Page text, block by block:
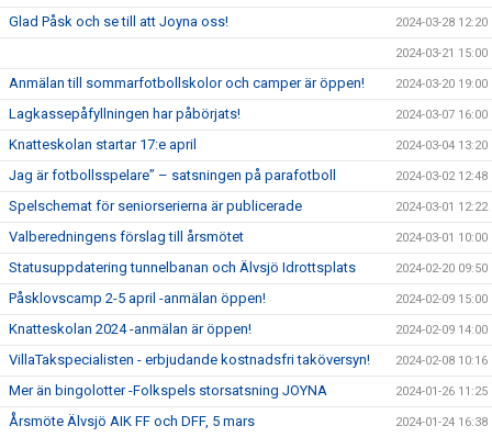
Glad Påsk och se till att Joyna oss! 2024-03-28 12:20
2024-03-21 15:00
Anmälan till sommarfotbollskolor och camper är öppen! 2024-03-20 19:00
Lagkassepåfyllningen har påbörjats! 2024-03-07 16:00
Knatteskolan startar 17:e april 2024-03-04 13:20
Jag är fotbollsspelare” – satsningen på parafotboll 2024-03-02 12:48
Spelschemat för seniorserierna är publicerade 2024-03-01 12:22
Valberedningens förslag till årsmötet 2024-03-01 10:00
Statusuppdatering tunnelbanan och Älvsjö Idrottsplats 2024-02-20 09:50
Påsklovscamp 2-5 april -anmälan öppen! 2024-02-09 15:00
Knatteskolan 2024 -anmälan är öppen! 2024-02-09 14:00
VillaTakspecialisten - erbjudande kostnadsfri taköversyn! 2024-02-08 10:16
Mer än bingolotter -Folkspels storsatsning JOYNA 2024-01-26 11:25
Årsmöte Älvsjö AIK FF och DFF, 5 mars 2024-01-24 16:38